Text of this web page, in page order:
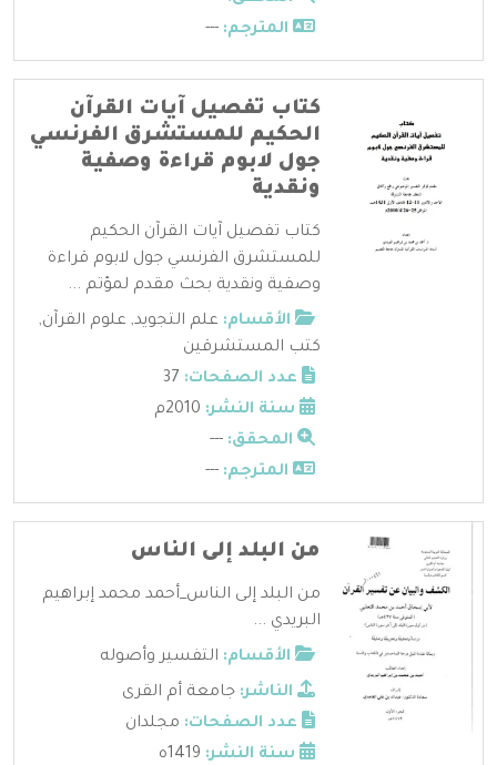
المترجم: ---
كتاب تفصيل آيات القرآن
الحكيم للمستشرق الفرنسي
جول لابوم قراءة وصفية
ونقدية
كتاب تفصيل آيات القرآن الحكيم
للمستشرق الفرنسي جول لابوم قراءة
وصفية ونقدية بحث مقدم لمؤتم ...
الأقسام: علم التجويد, علوم القرآن,
كتب المستشرقين
عدد الصفحات:
سنة النشر:
المحقق: ---
المترجم: ---
من البلد إلى الناس
من البلد إلى الناس_أحمد محمد إبراهيم
البريدي ...
الأقسام: التفسير وأصوله
الناشر: جامعة أم القرى
عدد الصفحات: مجلدان
سنة النشر: